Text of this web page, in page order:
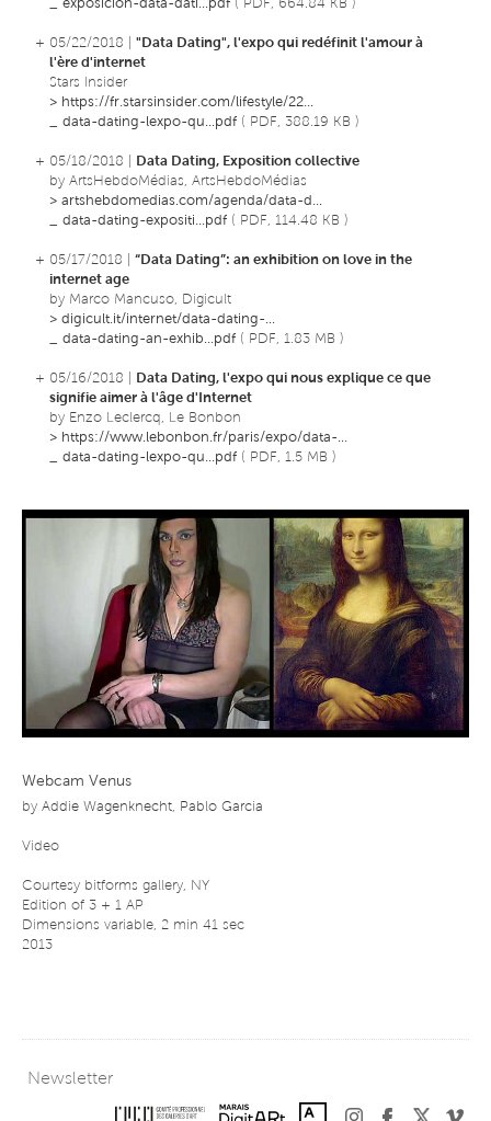
exposicion-data-dati...pdf ( PDF, 664.84 KB )
+ 05/22/2018 | "Data Dating", l'expo qui redéfinit l'amour à
l'ère d'internet
Stars Insider
> https://fr.starsinsider.com/lifestyle/22...
data-dating-lexpo-qu...pdf ( PDF, 388.19 KB )
+ 05/18/2018 |
Data Dating, Exposition collective
by ArtsHebdoMédias, ArtsHebdoMédias
> artshebdomedias.com/agenda/data-d...
data-dating-expositi...pdf ( PDF, 114.48 KB )
+ 05/17/2018 | “Data Dating”: an exhibition on love in the
internet age
by Marco Mancuso, Digicult
> digicult.it/internet/data-dating-...
data-dating-an-exhib...pdf ( PDF, 1.83 MB )
+ 05/16/2018 |
Data Dating, l'expo qui nous explique ce que
signifie aimer à l'âge d'Internet
by Enzo Leclercq, Le Bonbon
> https://www.lebonbon.fr/paris/expo/data-...
data-dating-lexpo-qu...pdf ( PDF, 1.5 MB )
Webcam Venus
by Addie Wagenknecht Pablo Garcia
Video
Courtesy bitforms gallery, NY
Edition of 3 + 1 AP
Dimensions variable, 2 min 41 sec
2013
Newsletter